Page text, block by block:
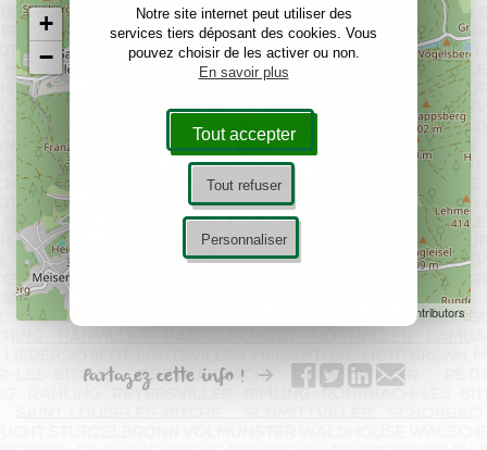
Notre site internet peut utiliser des
services tiers déposant des cookies. Vous
pouvez choisir de les activer ou non.
En savoir plus
Tout accepter
Tout refuser
Personnaliser
+
−
contributors
Partagez cette info !